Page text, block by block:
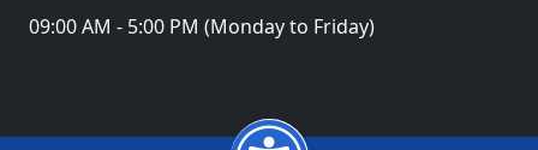
09:00 AM - 5:00 PM (Monday to Friday)